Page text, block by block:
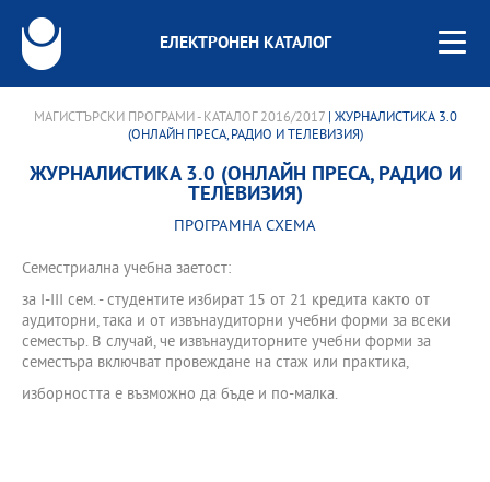
ЕЛЕКТРОНЕН КАТАЛОГ
МАГИСТЪРСКИ ПРОГРАМИ - КАТАЛОГ 2016/2017| ЖУРНАЛИСТИКА 3.0
(ОНЛАЙН ПРЕСА, РАДИО И ТЕЛЕВИЗИЯ)
ЖУРНАЛИСТИКА 3.0 (ОНЛАЙН ПРЕСА, РАДИО И
ТЕЛЕВИЗИЯ)
ПРОГРАМНА СХЕМА
Семестриална учебна заетост:
за І-III сем. - студентите избират 15 от 21 кредита както от
аудиторни, така и от извънаудиторни учебни форми за всеки
семестър. В случай, че извънаудиторните учебни форми за
семестъра включват провеждане на стаж или практика,
изборността е възможно да бъде и по-малка.